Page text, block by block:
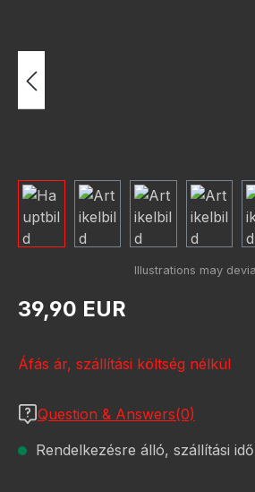
Normál ár:
39,90 EUR
Áfás ár, szállítási költség nélkül
Question & Answers(0)
Rendelkezésre álló, szállítási